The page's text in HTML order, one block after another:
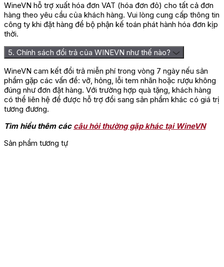
WineVN hỗ trợ xuất hóa đơn VAT (hóa đơn đỏ) cho tất cả đơn
hàng theo yêu cầu của khách hàng. Vui lòng cung cấp thông tin
công ty khi đặt hàng để bộ phận kế toán phát hành hóa đơn kịp
thời.
5. Chính sách đổi trả của WINEVN như thế nào?
WineVN cam kết đổi trả miễn phí trong vòng 7 ngày nếu sản
phẩm gặp các vấn đề: vỡ, hỏng, lỗi tem nhãn hoặc rượu không
đúng như đơn đặt hàng. Với trường hợp quà tặng, khách hàng
có thể liên hệ để được hỗ trợ đổi sang sản phẩm khác có giá trị
tương đương.
Tìm hiểu thêm các câu hỏi thường gặp khác tại WineVN
Sản phẩm tương tự